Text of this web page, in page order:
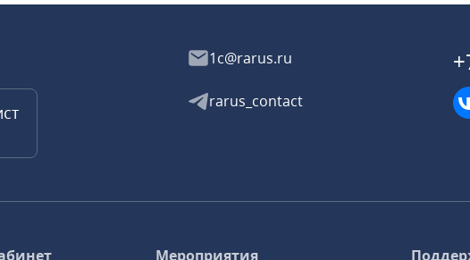
1c@rarus.ru
rarus_contact
Мероприятия